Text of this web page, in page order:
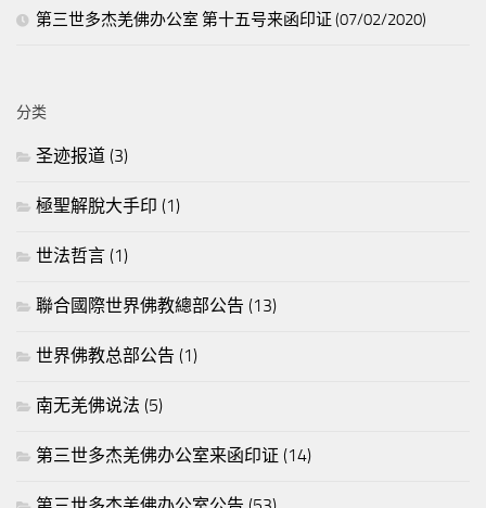
第三世多杰羌佛办公室 第十五号来函印证 (07/02/2020)
分类
圣迹报道 (3)
極聖解脫大手印 (1)
世法哲言 (1)
聯合國際世界佛教總部公告 (13)
世界佛教总部公告 (1)
南无羌佛说法 (5)
第三世多杰羌佛办公室来函印证 (14)